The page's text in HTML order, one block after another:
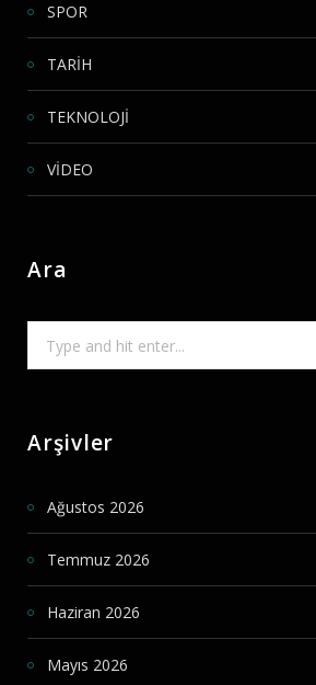
SPOR
TARİH
TEKNOLOJİ
VİDEO
Ara
Arşivler
Ağustos 2026
Temmuz 2026
Haziran 2026
Mayıs 2026